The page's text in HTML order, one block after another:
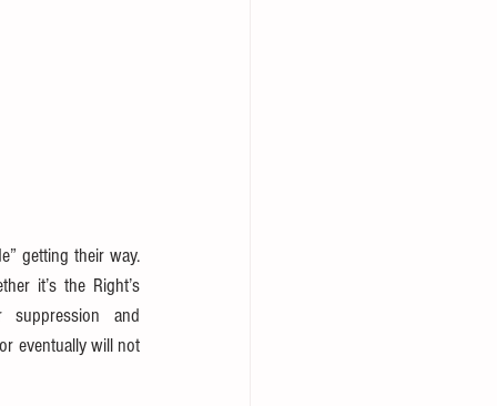
getting their way.
it’s the Right’s
and
eventually will not